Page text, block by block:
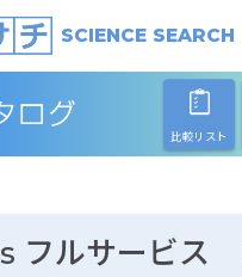
SCIENCE SEARCH
比較リスト
フルサービス